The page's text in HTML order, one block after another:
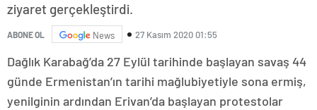
ziyaret gerçekleştirdi.
ABONE OL News 27 Kasım 2020 01:55
Dağlık Karabağ’da 27 Eylül tarihinde başlayan savaş 44
günde Ermenistan’ın tarihi mağlubiyetiyle sona ermiş,
yenilginin ardından Erivan’da başlayan protestolar